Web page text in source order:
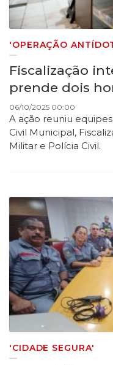
'OPERAÇÃO
Fiscalização
prende dois
06/10/2025 00:00
A ação reuniu
Civil Municipal,
Militar e Polícia Civil.
'CIDADE SEGURA'